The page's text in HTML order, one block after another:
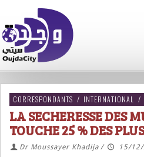
CORRESPONDANTS / INTERNATIONAL /
LA SECHERESSE DES
TOUCHE 25 % DES
Dr Moussayer Khadija /
15/